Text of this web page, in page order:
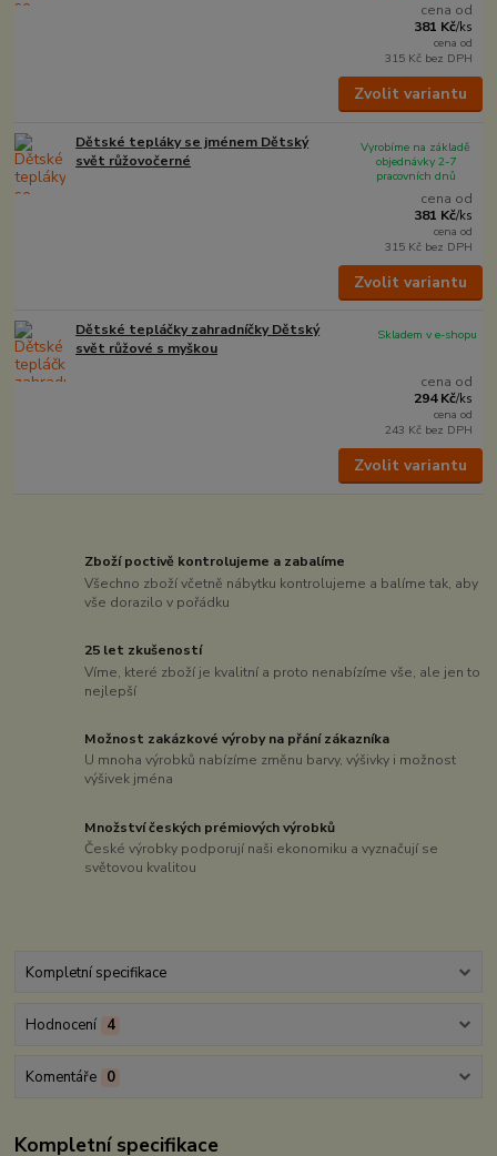
cena od
381 Kč/ks
cena od
315 Kč bez DPH
Zvolit variantu
Dětské tepláky se jménem Dětský
svět růžovočerné
cena od
381 Kč/ks
cena od
315 Kč bez DPH
Vyrobíme na základě
objednávky 2-7
pracovních dnů
Zvolit variantu
Dětské tepláčky zahradníčky Dětský
svět růžové s myškou
cena od
294 Kč/ks
cena od
243 Kč bez DPH
Skladem v e-shopu
Zvolit variantu
Zboží poctivě kontrolujeme a zabalíme
Všechno zboží včetně nábytku kontrolujeme a balíme tak, aby
vše dorazilo v pořádku
25 let zkušeností
Víme, které zboží je kvalitní a proto nenabízíme vše, ale jen to
nejlepší
Možnost zakázkové výroby na přání zákazníka
U mnoha výrobků nabízíme změnu barvy, výšivky i možnost
výšivek jména
Množství českých prémiových výrobků
České výrobky podporují naši ekonomiku a vyznačují se
světovou kvalitou
Kompletní specifikace
Hodnocení 4
Komentáře 0
Kompletní specifikace